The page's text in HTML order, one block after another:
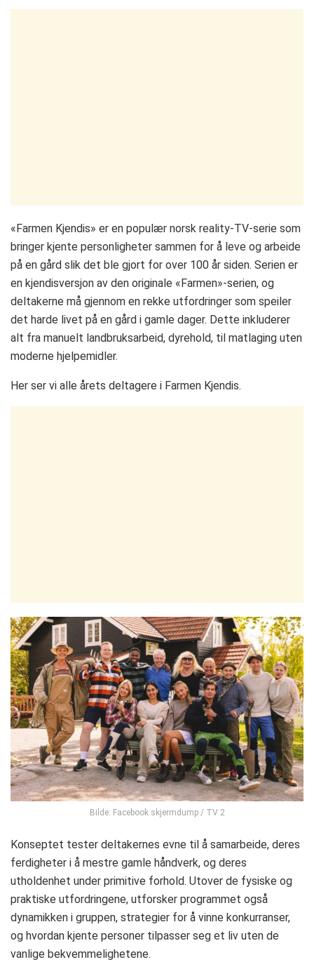
«Farmen Kjendis» er en populær norsk reality-TV-serie som
bringer kjente personligheter sammen for å leve og arbeide
på en gård slik det ble gjort for over 100 år siden. Serien er
en kjendisversjon av den originale «Farmen»-serien, og
deltakerne må gjennom en rekke utfordringer som speiler
det harde livet på en gård i gamle dager. Dette inkluderer
alt fra manuelt landbruksarbeid, dyrehold, til matlaging uten
moderne hjelpemidler.
Her ser vi alle årets deltagere i Farmen Kjendis.
Bilde: Facebook skjermdump / TV 2
Konseptet tester deltakernes evne til å samarbeide, deres
ferdigheter i å mestre gamle håndverk, og deres
utholdenhet under primitive forhold. Utover de fysiske og
praktiske utfordringene, utforsker programmet også
dynamikken i gruppen, strategier for å vinne konkurranser,
og hvordan kjente personer tilpasser seg et liv uten de
vanlige bekvemmelighetene.